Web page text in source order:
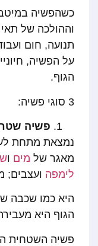
כשהפשיה
וההולכה של
על הפשיה,
הגוף.
3 סוגי פשיה:
פשיה
נמצאת מתחת
מאגר של מים ו
לימפה ועצבים;
היא כמו שכבה
הגוף היא
פשיה השטחית